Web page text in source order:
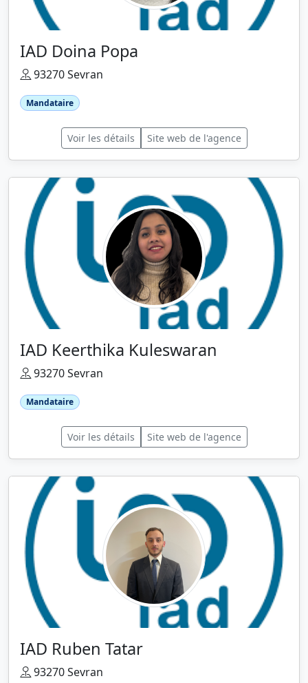
IAD Doina Popa
93270 Sevran
Mandataire
Voir les détails Site web de l'agence
IAD Keerthika Kuleswaran
93270 Sevran
Mandataire
Voir les détails Site web de l'agence
IAD Ruben Tatar
93270 Sevran